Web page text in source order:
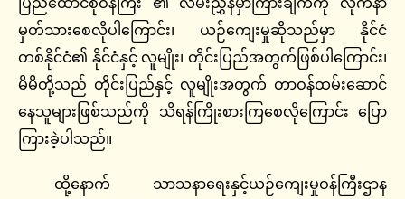
မှတ်သားစေလိုပါကြောင်း၊ ယဉ်ကျေးမှုဆိုသည်မှာ နိုင်ငံ
တစ်နိုင်ငံ၏ နိုင်ငံနှင့် လူမျိုး၊ တိုင်းပြည်အတွက်ဖြစ်ပါကြောင်း၊
မိမိတို့သည် တိုင်းပြည်နှင့် လူမျိုးအတွက် တာဝန်ထမ်းဆောင်
နေသူများဖြစ်သည်ကို သိရန်ကြိုးစားကြစေလိုကြောင်း ပြော
ကြားခဲ့ပါသည်။
ထို့နောက် သာသနာရေးနှင့်ယဉ်ကျေးမှုဝန်ကြီးဌာန